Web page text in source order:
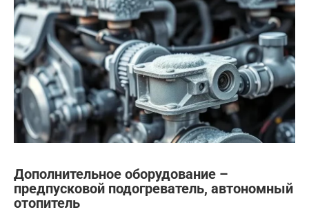
Дополнительное оборудование –
предпусковой подогреватель, автономный
отопитель